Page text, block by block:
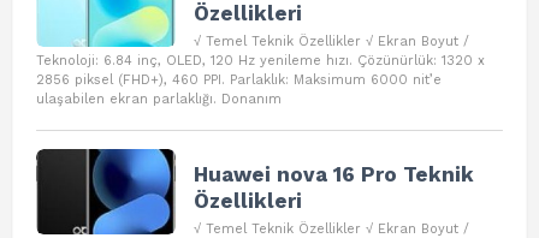
Özellikleri
√ Temel Teknik Özellikler √ Ekran Boyut /
Teknoloji: 6.84 inç, OLED, 120 Hz yenileme hızı. Çözünürlük: 1320 x
2856 piksel (FHD+), 460 PPI. Parlaklık: Maksimum 6000 nit’e
ulaşabilen ekran parlaklığı. Donanım
Huawei nova 16 Pro Teknik
Özellikleri
√ Temel Teknik Özellikler √ Ekran Boyut /